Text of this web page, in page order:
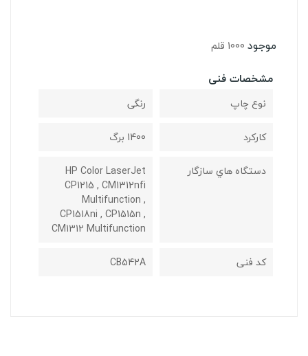
موجود 1000 قلم
مشخصات فنی
نوع چاپ
رنگی
کارکرد
1400 برگ
دستگاه هاي سازگار
HP Color LaserJet
CP1215 , CM1312nfi
Multifunction ,
CP1518ni , CP1515n ,
CM1312 Multifunction
کد فنی
CB542A